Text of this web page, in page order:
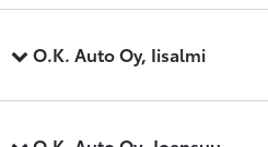
O.K. Auto Oy, Iisalmi